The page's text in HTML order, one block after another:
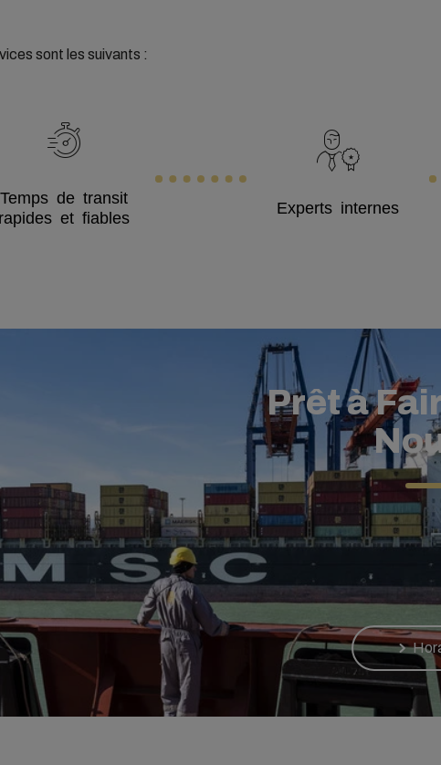
sont les suivants :
Temps de transit
rapides et fiables
Experts internes
Prêt à